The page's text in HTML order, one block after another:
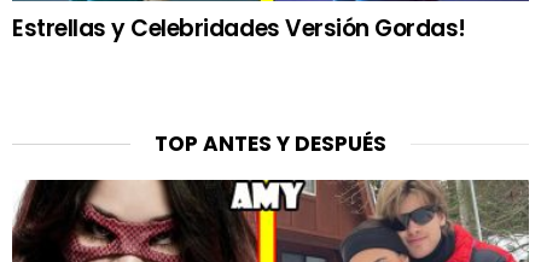
Estrellas y Celebridades Versión Gordas!
TOP ANTES Y DESPUÉS